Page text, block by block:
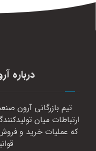
درباره
تیم بازرگانی آرون
ارتباطات میان
که عملیات خرید و